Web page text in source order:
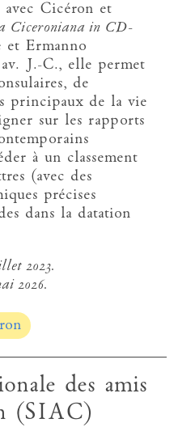
Cicéron et
Ciceroniana in CD-
Ermanno
J.-C., elle permet
de
principaux de la vie
sur les rapports
à un classement
(avec des
précises
dans la datation
2023.
2026.
des amis
(SIAC)